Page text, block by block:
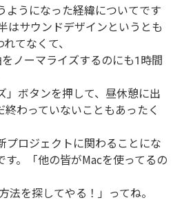
うになった経緯についてです
はサウンドデザインというとも
てなくて、
ノーマライズするのにも1時間
」ボタンを押して、昼休憩に出
わっていないこともあったく
プロジェクトに関わることにな
す。「他の皆がMacを使ってるの
を探してやる！」ってね。